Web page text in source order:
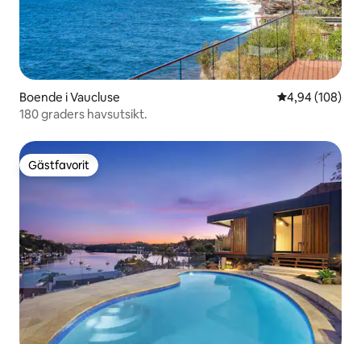
Boende i Vaucluse 4,94 av 5 i
4,94 (108)
180 graders havsutsikt.
Gästfavorit
Gästfavorit